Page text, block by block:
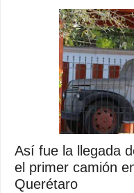
Así fue la llegada
el primer camión
Querétaro